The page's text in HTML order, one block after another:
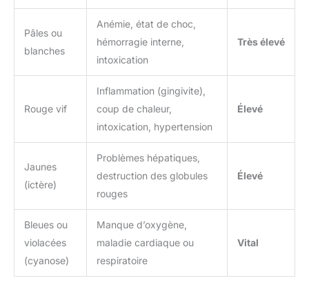
Pâles ou
blanches
Anémie, état de choc,
hémorragie interne,
intoxication
Très élevé
Rouge vif
Inflammation (gingivite),
coup de chaleur,
intoxication, hypertension
Élevé
Jaunes
(ictère)
Problèmes hépatiques,
destruction des globules
rouges
Élevé
Bleues ou
violacées
(cyanose)
Manque d’oxygène,
maladie cardiaque ou
respiratoire
Vital